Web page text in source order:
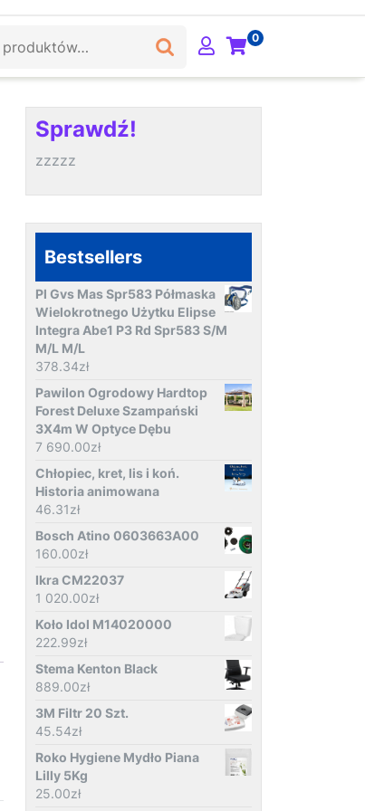
0
Sprawdź!
zzzzz
Bestsellers
Pl Gvs Mas Spr583 Półmaska
Wielokrotnego Użytku Elipse
Integra Abe1 P3 Rd Spr583 S/M
M/L M/L
378.34zł
Pawilon Ogrodowy Hardtop
Forest Deluxe Szampański
3X4m W Optyce Dębu
7 690.00zł
Chłopiec, kret, lis i koń.
Historia animowana
46.31zł
Bosch Atino 0603663A00
160.00zł
Ikra CM22037
1 020.00zł
Koło Idol M14020000
222.99zł
Stema Kenton Black
889.00zł
3M Filtr 20 Szt.
45.54zł
Roko Hygiene Mydło Piana
Lilly 5Kg
25.00zł